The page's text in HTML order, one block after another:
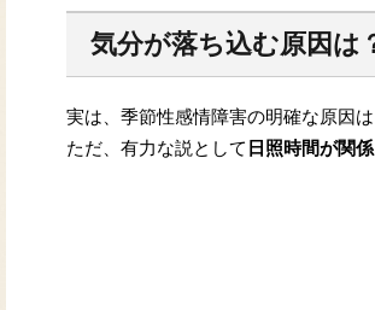
気分が落ち込む原因は
実は、季節性感情障害の明確な原因
ただ、有力な説として 日照時間が関